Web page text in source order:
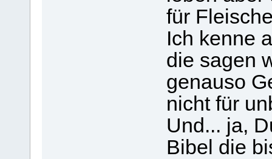
für
Ich kenne
die sagen
genauso
nicht für
Und... ja,
Bibel die